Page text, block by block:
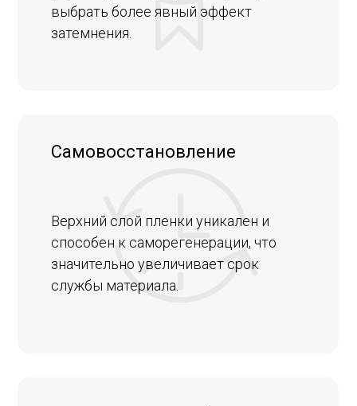
Самовосстановление
выбрать более явный эффект
затемнения.
Верхний слой пленки уникален и
способен к саморегенерации, что
значительно увеличивает срок
службы материала.